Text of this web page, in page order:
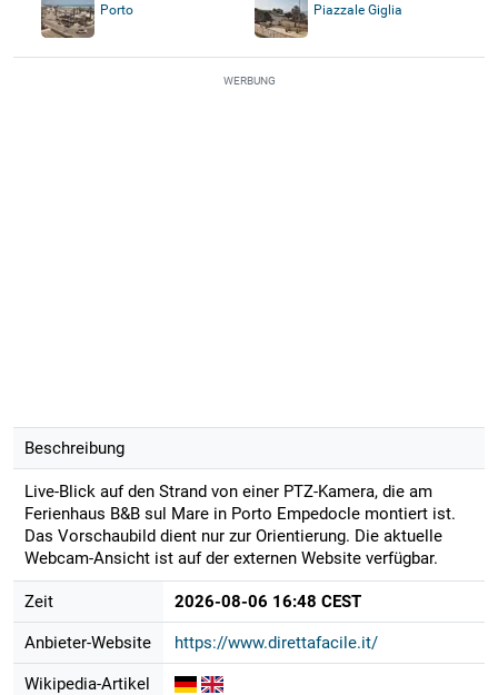
Porto
Piazzale Giglia
WERBUNG
Beschreibung
Live-Blick auf den Strand von einer PTZ-Kamera, die am
Ferienhaus B&B sul Mare in Porto Empedocle montiert ist.
Das Vorschaubild dient nur zur Orientierung. Die aktuelle
Webcam-Ansicht ist auf der externen Website verfügbar.
Zeit 2026-08-06 16:48 CEST
Anbieter-Website https://www.direttafacile.it/
Wikipedia-Artikel